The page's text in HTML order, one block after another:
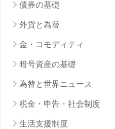
債券の基礎
外貨と為替
金・コモディティ
暗号資産の基礎
為替と世界ニュース
税金・申告・社会制度
生活支援制度